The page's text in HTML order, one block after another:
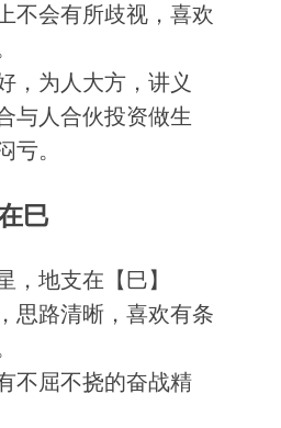
不会有所歧视，喜欢
，为人大方，讲义
与人合伙投资做生
亏。
巳
，地支在【巳】
思路清晰，喜欢有条
不屈不挠的奋战精